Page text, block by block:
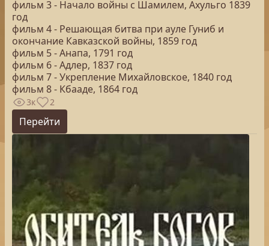
фильм 3 - Начало войны с Шамилем, Ахульго 1839
год
фильм 4 - Решающая битва при ауле Гуниб и
окончание Кавказской войны, 1859 год
фильм 5 - Анапа, 1791 год
фильм 6 - Адлер, 1837 год
фильм 7 - Укрепление Михайловское, 1840 год
фильм 8 - Кбааде, 1864 год
3к 2
Перейти